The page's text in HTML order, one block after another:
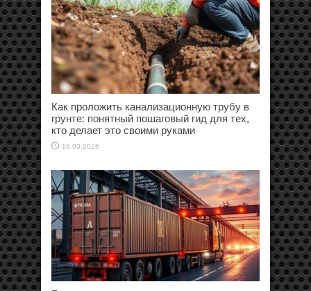
Как проложить канализационную трубу в
грунте: понятный пошаговый гид для тех,
кто делает это своими руками
19.03.2026